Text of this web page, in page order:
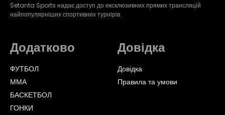
Setanta Sports надає доступ до ексклюзивних прямих трансляцій
найпопулярніших спортивних турнірів.
Додатково
ФУТБОЛ
ММА
БАСКЕТБОЛ
ГОНКИ
Довідка
Довідка
Правила та умови